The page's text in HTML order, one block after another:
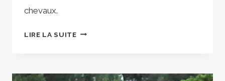
chevaux.
LIRE LA SUITESTAGE